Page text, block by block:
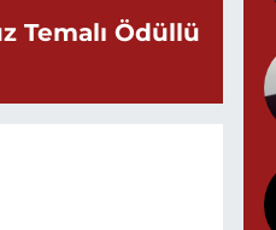
Temalı Ödüllü